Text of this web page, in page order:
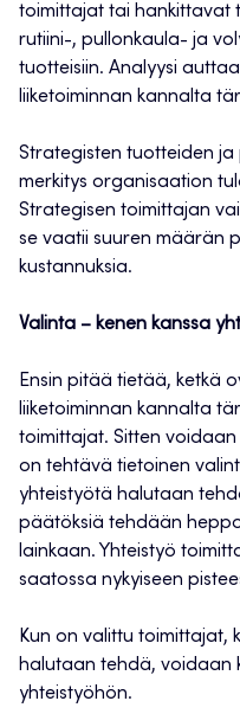
toimittajat tai hankittavat
rutiini-, pullonkaula- ja
tuotteisiin. Analyysi
liiketoiminnan kannalta
Strategisten tuotteiden ja
merkitys organisaation
Strategisen toimittajan
se vaatii suuren määrän
kustannuksia.
Valinta – kenen kanssa
Ensin pitää tietää, ketkä
liiketoiminnan kannalta
toimittajat. Sitten
on tehtävä tietoinen
yhteistyötä halutaan
päätöksiä tehdään
lainkaan. Yhteistyö
saatossa nykyiseen
Kun on valittu toimittajat,
halutaan tehdä, voidaan
yhteistyöhön.